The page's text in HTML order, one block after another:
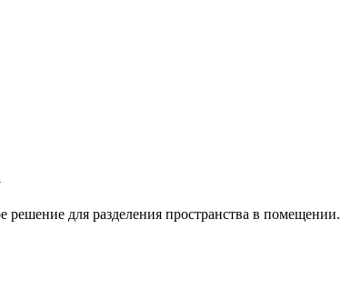
для разделения пространства в